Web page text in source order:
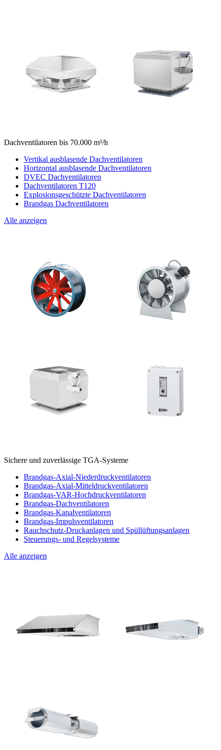
Dachventilatoren bis 70.000 m³/h
Vertikal ausblasende Dachventilatoren
Horizontal ausblasende Dachventilatoren
DVEC Dachventilatoren
Dachventilatoren T120
Explosionsgeschützte Dachventilatoren
Brandgas Dachventilatoren
Alle anzeigen
Sichere und zuverlässige TGA-Systeme
Brandgas-Axial-Niederdruckventilatoren
Brandgas-Axial-Mitteldruckventilatoren
Brandgas-VAR-Hochdruckventilatoren
Brandgas-Dachventilatoren
Brandgas-Kanalventilatoren
Brandgas-Impulsventilatoren
Rauchschutz-Druckanlagen und Spüllüftungsanlagen
Steuerungs- und Regelsysteme
Alle anzeigen